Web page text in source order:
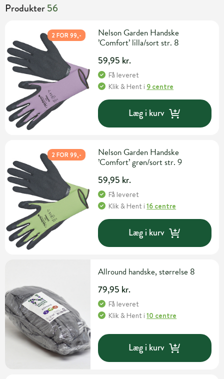
Produkter56
2 FOR 99,-
Nelson Garden Handske
’Comfort’ lilla/sort str. 8
59,95 kr.
Få leveret
Klik & Hent i 9 centre
Læg i kurv
2 FOR 99,-
Nelson Garden Handske
’Comfort’ grøn/sort str. 9
59,95 kr.
Få leveret
Klik & Hent i16 centre
Læg i kurv
Allround handske, størrelse 8
79,95 kr.
Få leveret
Klik & Hent i10 centre
Læg i kurv